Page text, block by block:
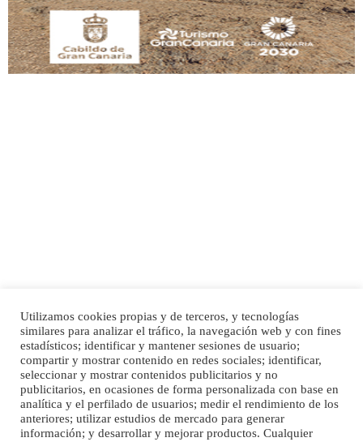
Leales.org » Gran Canaria | 6.7.2025
Ninfa perdida
El día 5 se los perdió una ninfa papillera, asustada tiene miedo a la calle, se
perdió por la zon...
Leales.org » Gran Canaria | 6.7.2025
Inicio Publicidad
Política de privacidad
Aviso Legal
Cláusula de Cookies
Enlaces de interés
Utilizamos cookies propias y de terceros, y tecnologías
similares para analizar el tráfico, la navegación web y con fines
estadísticos; identificar y mantener sesiones de usuario;
compartir y mostrar contenido en redes sociales; identificar,
seleccionar y mostrar contenidos publicitarios y no
publicitarios, en ocasiones de forma personalizada con base en
analítica y el perfilado de usuarios; medir el rendimiento de los
anteriores; utilizar estudios de mercado para generar
información; y desarrollar y mejorar productos. Cualquier